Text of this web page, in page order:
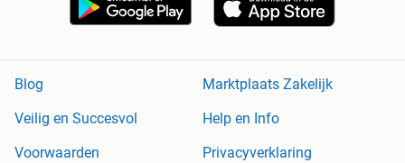
Blog
Marktplaats Zakelijk
Veilig en Succesvol
Help en Info
Voorwaarden
Privacyverklaring